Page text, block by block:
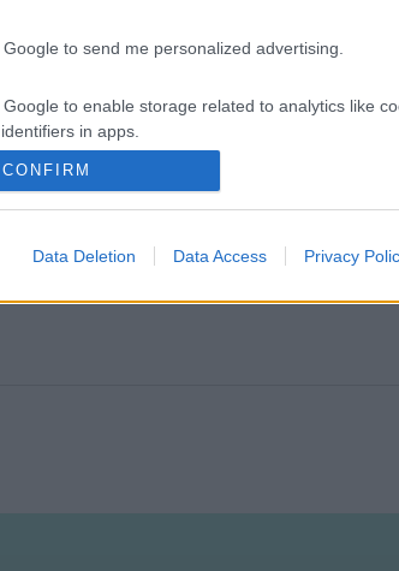
to send me personalized advertising.
to enable storage related to analytics like
in apps.
Google to enable storage related to functionality of
Google to enable storage related to personalization.
CONFIRM
Data Deletion Data Access Privacy
aki bemutatja Budapest új díszpolgárait,
a BKK.